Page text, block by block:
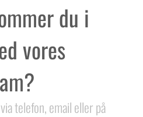
du i
vores
telefon, email eller på